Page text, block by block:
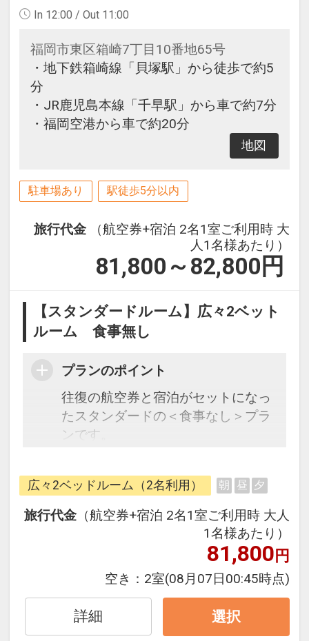
In 12:00 / Out 11:00
福岡市東区箱崎7丁目10番地65号
・地下鉄箱崎線「貝塚駅」から徒歩で約5
分
・JR鹿児島本線「千早駅」から車で約7分
・福岡空港から車で約20分
地図
駐車場あり 駅徒歩5分以内
旅行代金
（航空券+宿泊 2名1室ご利用時 大
人1名様あたり）
81,800～82,800 円
【スタンダードルーム】広々2ベット
ルーム 食事無し
プランのポイント
往復の航空券と宿泊がセットになっ
たスタンダードの＜食事なし＞プラ
ンです。
できるダイナミックパッケージだか
ら、一都市滞在はもちろん周遊旅行
にも最適！
旅行期間中の1泊だけの宿泊や延
泊・飛び泊なども自由自在です。
JALマイレージ会員の方にはフライ
トマイルが50%貯まります。
広々2ベッドルーム（2名利用） 朝 昼 夕
旅行代金 （航空券+宿泊 2名1室ご利用時 大人
1名様あたり）
81,800円
空き： 2室(08月07日00:45時点)
詳細 選択